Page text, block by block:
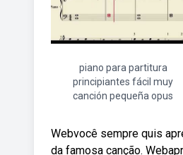
piano para partitura
principiantes fácil muy
canción pequeña opus
Webvocê sempre quis
da famosa canção.